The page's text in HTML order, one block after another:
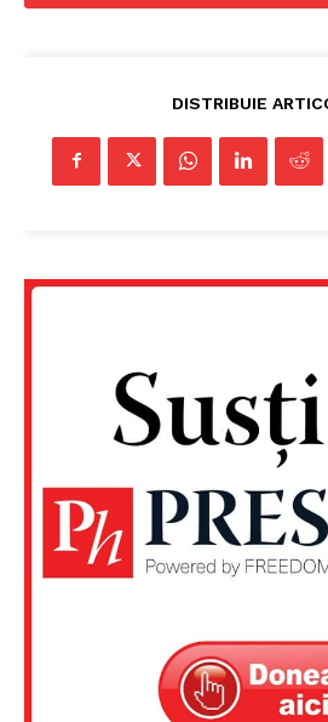
DISTRIBUIE